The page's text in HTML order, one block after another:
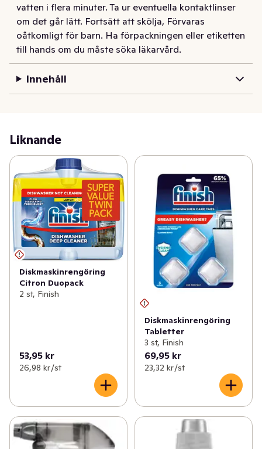
vatten i flera minuter. Ta ur eventuella kontaktlinser
om det går lätt. Fortsätt att skölja, Förvaras
oåtkomligt för barn. Ha förpackningen eller etiketten
till hands om du måste söka läkarvård.
Innehåll
Liknande
Diskmaskinrengöring
Citron Duopack
2 st, Finish
53,95 kr
26,98 kr /st
Diskmaskinrengöring
Tabletter
3 st, Finish
69,95 kr
23,32 kr /st